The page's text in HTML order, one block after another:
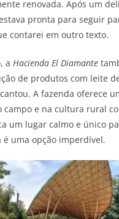
renovada. Após um
pronta para seguir
contarei em outro texto.
a Hacienda El Diamante
de produtos com leite
A fazenda oferece
campo e na cultura rural
um lugar calmo e único
é uma opção imperdível.